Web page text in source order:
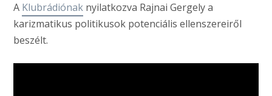
A Klubrádiónak nyilatkozva Rajnai Gergely a
karizmatikus politikusok potenciális ellenszereiről
beszélt.